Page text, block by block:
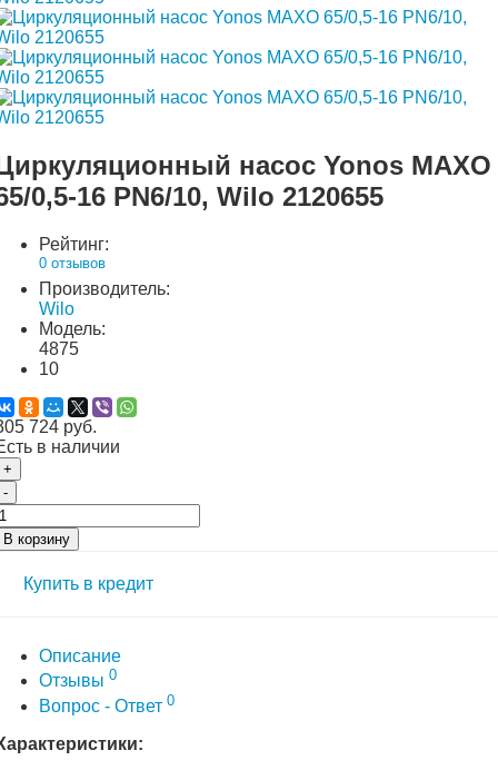
насос Yonos MAXO
0,5-16 PN6/10, Wilo 2120655
Рейтинг:
0 отзывов
Производитель:
Wilo
Модель:
4875
10
724 руб.
в наличии
+
-
В корзину
Купить в кредит
Описание
Отзывы 0
Вопрос - Ответ 0